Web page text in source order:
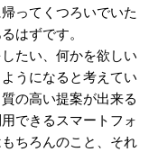
ってくつろいでいた
はずです。
たい、何かを欲しい
うになると考えてい
の高い提案が出来る
できるスマートフォ
ちろんのこと、それ